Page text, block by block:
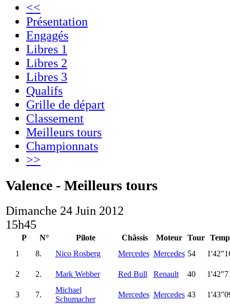
<<
Présentation
Engagés
Libres 1
Libres 2
Libres 3
Qualifs
Grille de départ
Classement
Meilleurs tours
Championnats
>>
Valence - Meilleurs tours
Dimanche 24 Juin 2012
15h45
P N° Pilote Châssis Moteur Tour
1
8. Nico Rosberg Mercedes Mercedes 54
2 2. Mark Webber Red Bull Renault 40
3 7.
Michael
Schumacher
Mercedes Mercedes 43